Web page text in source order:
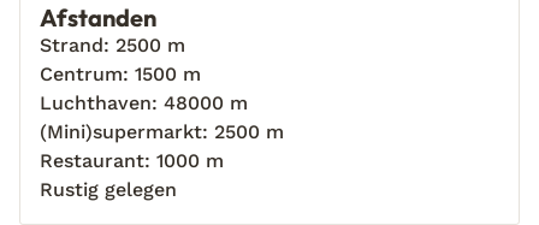
Afstanden
Strand: 2500 m
Centrum: 1500 m
Luchthaven: 48000 m
(Mini)supermarkt: 2500 m
Restaurant: 1000 m
Rustig gelegen